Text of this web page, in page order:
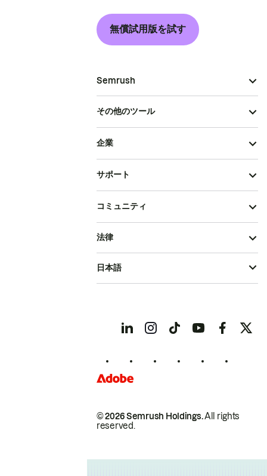
無償試用版を試す
Semrush
その他のツール
企業
サポート
コミュニティ
© 2026 Semrush Holdings.All rights
reserved.
法律
日本語